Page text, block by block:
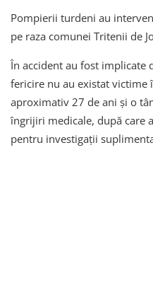
Pompierii turdeni au
pe raza comunei Tritenii de
În accident au fost implicate
fericire nu au existat victime
aproximativ 27 de ani și o
îngrijiri medicale, după care
pentru investigații